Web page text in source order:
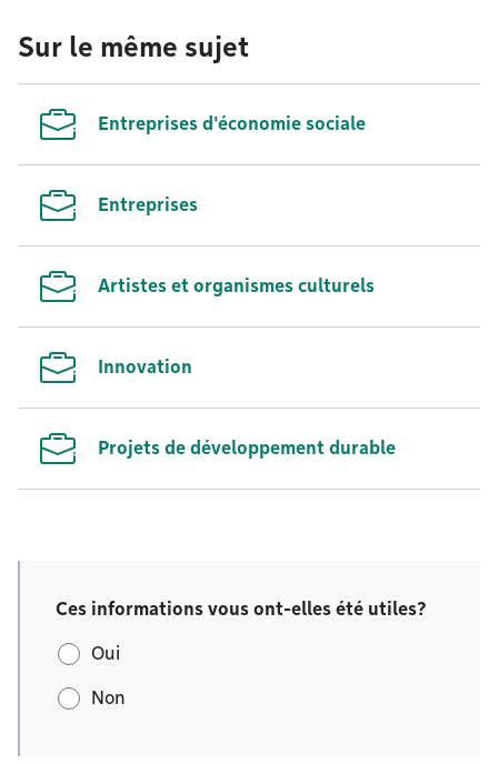
Sur le même sujet
Entreprises d'économie sociale
Entreprises
Artistes et organismes culturels
Innovation
Projets de développement durable
Ces informations vous ont-elles été utiles?
Oui
Non